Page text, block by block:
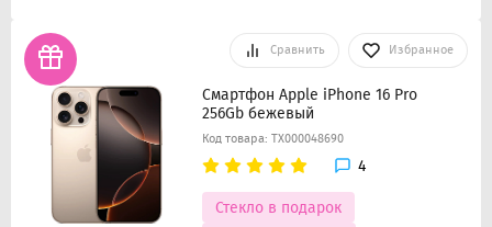
Сравнить Избранное
Смартфон Apple iPhone 16 Pro
256Gb бежевый
Код товара: ТХ000048690
4
Стекло в подарок